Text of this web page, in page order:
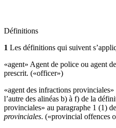
Définitions
1 Les définitions qui suivent
«agent» Agent de police ou agent
prescrit. («officer»)
«agent des infractions
l’autre des alinéas b) à f) de la
provinciales» au paragraphe 1 (1)
provinciales. («provincial offences